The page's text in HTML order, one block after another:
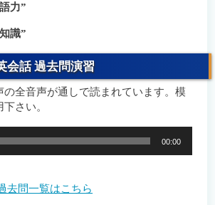
士 2023年2月 英会話 過去問解説
士 2023年2月 英会話 過去問解説
力”
識”
会話 過去問演習
の全音声が通しで読まれています。模
さい。
00:00
去問一覧はこちら